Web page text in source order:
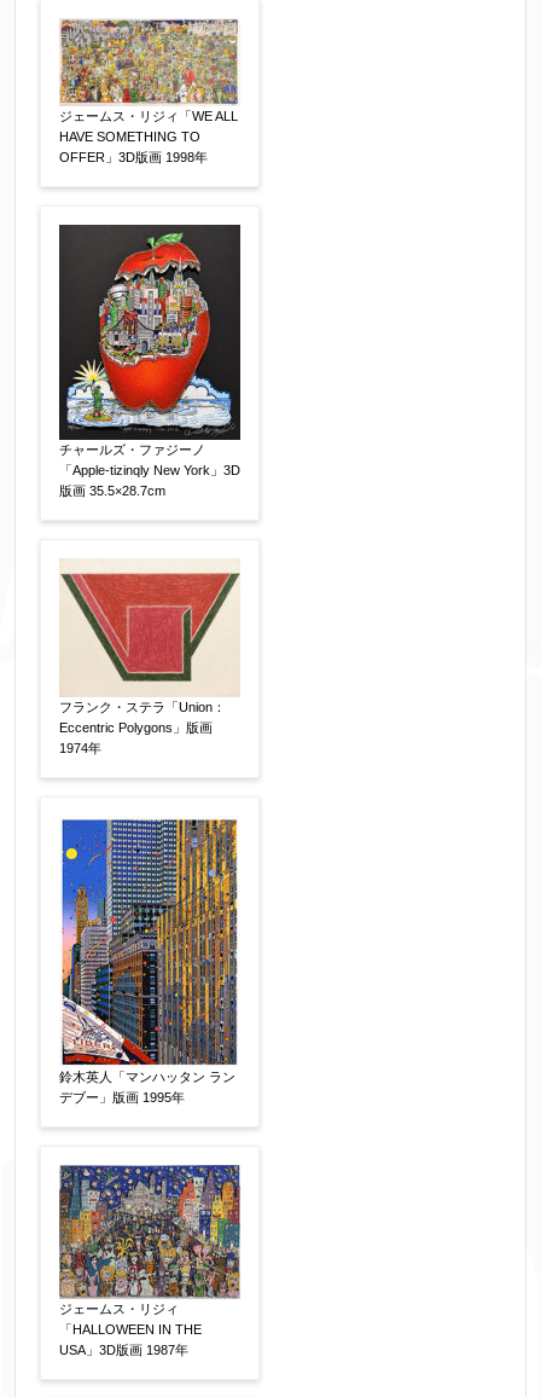
その他 【任意】
添付画像 【任意】
※添付画像は5MBまでのjpg、gif、pig、pdf形式
にてお送りください。
※追加や複数点ある場合はフォーム送信後に送ら
送り頂けます。
▼
お名前 【必須】
フリガナ 【任意】
メールアドレス 【必須】
※送信完了後こちらのメールアドレス宛に自動で
送信確認メールをお送りします。もし送信確認メ
ールが受信されない場合は、送信が完了していな
いか、アドレス間違え、迷惑メールフィルター等
により弊社からのお返事も受信できない場合がご
ざいますので、お電話(
ジェームス・リジィ「WE ALL
HAVE SOMETHING TO
OFFER」3D版画 1998年
チャールズ・ファジーノ
「Apple-tizinqly New York」3D
版画 35.5×28.7cm
フランク・ステラ「Union：
Eccentric Polygons」版画
1974年
鈴木英人「マンハッタン ラン
デブー」版画 1995年
ジェームス・リジィ
「HALLOWEEN IN THE
USA」3D版画 1987年